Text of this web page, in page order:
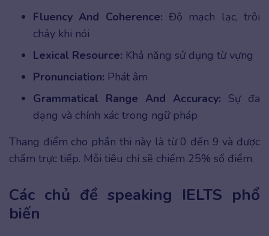
Fluency And Coherence: Độ mạch lạc, trôi
chảy khi nói
Lexical Resource: Khả năng sử dụng từ vựng
Pronunciation: Phát âm
Grammatical Range And Accuracy: Sự đa
dạng và chính xác trong ngữ pháp
Thang điểm cho phần thi này là từ 0 đến 9 và được
chấm trực tiếp. Mỗi tiêu chí sẽ chiếm 25% số điểm.
Các chủ đề speaking IELTS phổ
biến